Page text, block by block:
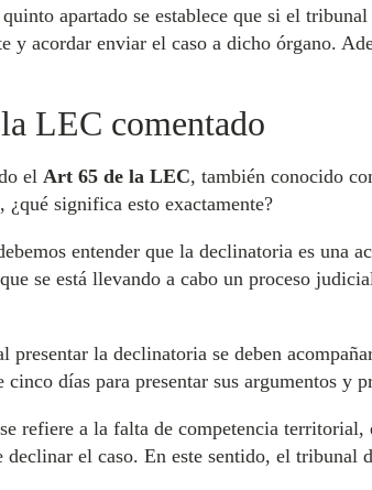
apartado se establece que si el
y acordar enviar el caso a dicho órgano.
LEC comentado
el Art 65 de la LEC, también conocido
¿qué significa esto exactamente?
entender que la declinatoria es una
se está llevando a cabo un proceso
presentar la declinatoria se deben
cinco días para presentar sus argumentos
refiere a la falta de competencia
declinar el caso. En este sentido, el tribunal